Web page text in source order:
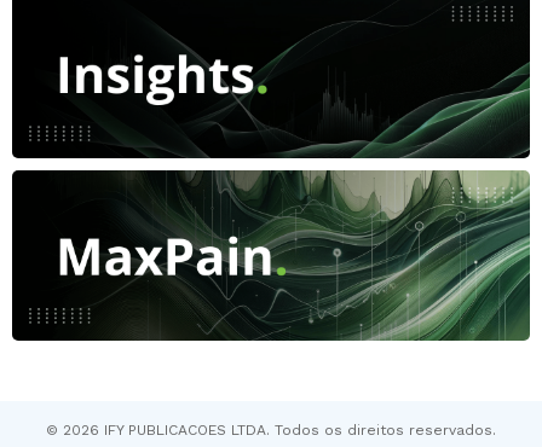
© 2026 IFY PUBLICACOES LTDA. Todos os direitos reservados.